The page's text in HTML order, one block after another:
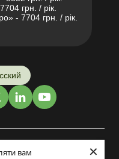
вам
×
грн. / рік.
- 7704 грн. / рік.